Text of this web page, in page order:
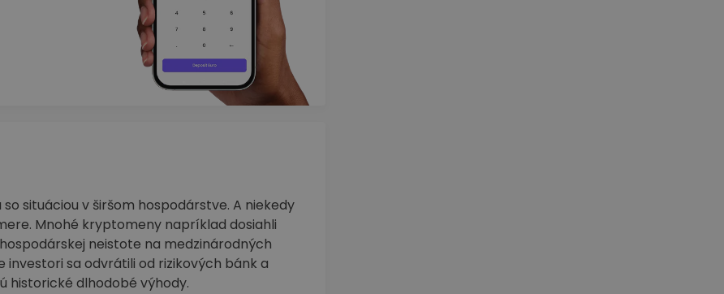
situáciou v širšom hospodárstve. A niekedy
Mnohé kryptomeny napríklad dosiahli
neistote na medzinárodných
sa odvrátili od rizikových bánk a
historické dlhodobé výhody.